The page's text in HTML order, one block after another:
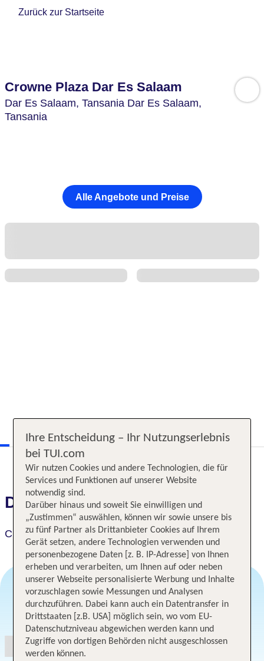
Zurück zur Startseite
Crowne Plaza Dar Es Salaam
Dar Es Salaam, Tansania Dar Es Salaam,
Tansania
Alle Angebote und Preise
Das erwartet Sie
Crowne Plaza Dar Es Salaam
Angebotsauswahl
Ihre Entscheidung – Ihr Nutzungserlebnis
bei TUI.com
Wir nutzen Cookies und andere Technologien, die für
Services und Funktionen auf unserer Website
notwendig sind.
Darüber hinaus und soweit Sie einwilligen und
„Zustimmen“ auswählen, können wir sowie unsere bis
zu fünf Partner als Drittanbieter Cookies auf Ihrem
Gerät setzen, andere Technologien verwenden und
personenbezogene Daten [z. B. IP-Adresse] von Ihnen
erheben und verarbeiten, um Ihnen auf oder neben
unserer Webseite personalisierte Werbung und Inhalte
vorzuschlagen sowie Messungen und Analysen
durchzuführen. Dabei kann auch ein Datentransfer in
Drittstaaten [z.B. USA] möglich sein, wo vom EU-
Datenschutzniveau abgewichen werden kann und
Zugriffe von dortigen Behörden nicht ausgeschlossen
werden können.